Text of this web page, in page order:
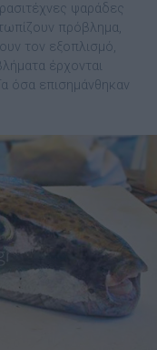
ψαράδες
πρόβλημα,
τον εξοπλισμό,
έρχονται
όσα επισημάνθηκαν